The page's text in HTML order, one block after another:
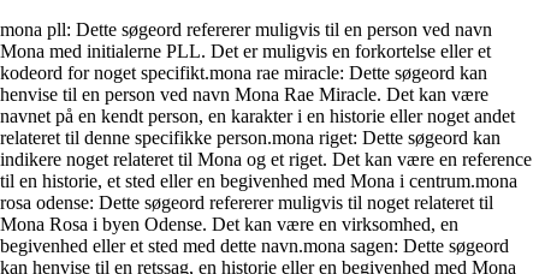
mona pll: Dette søgeord refererer muligvis til en person ved navn
Mona med initialerne PLL. Det er muligvis en forkortelse eller et
kodeord for noget specifikt.mona rae miracle: Dette søgeord kan
henvise til en person ved navn Mona Rae Miracle. Det kan være
navnet på en kendt person, en karakter i en historie eller noget andet
relateret til denne specifikke person.mona riget: Dette søgeord kan
indikere noget relateret til Mona og et riget. Det kan være en reference
til en historie, et sted eller en begivenhed med Mona i centrum.mona
rosa odense: Dette søgeord refererer muligvis til noget relateret til
Mona Rosa i byen Odense. Det kan være en virksomhed, en
begivenhed eller et sted med dette navn.mona sagen: Dette søgeord
kan henvise til en retssag, en historie eller en begivenhed med Mona